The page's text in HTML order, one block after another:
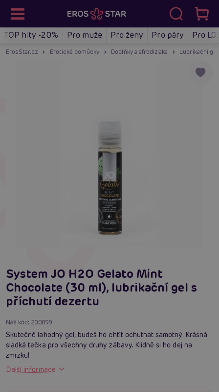
TOP hity -20% Pro muže Pro ženy Pro páry Pro
ErosStar.cz Erotické pomůcky Doplňky a afrodiziaka Lubrikační
System JO H2O Gelato Mint
Chocolate (30 ml), lubrikační gel s
příchutí dezertu
Náš kód: 200099
Skutečně lahodný gel, budeš ho chtít ochutnat samotný. Krásná
sladká tečka pro všechny druhy zábavy. Klidně si ho dej na
zmrzku!
Další informace